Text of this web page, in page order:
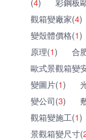
觀箱變廠家(4)
變殼體價格(1)
原理(1) 合
歐式景觀箱變
變圖片(1)
變公司(3)
觀箱變施工(1)
景觀箱變尺寸(